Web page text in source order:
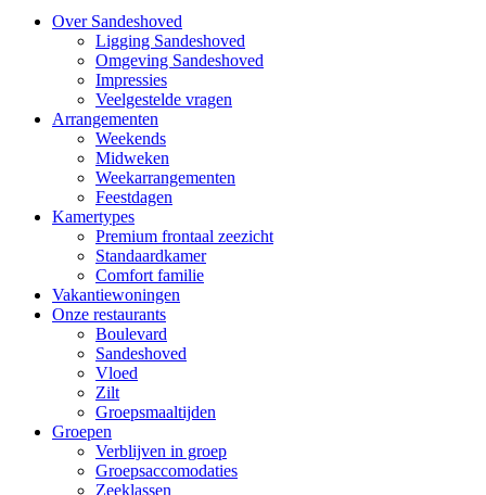
navigation
Over Sandeshoved
Ligging Sandeshoved
Omgeving Sandeshoved
Impressies
Veelgestelde vragen
Arrangementen
Weekends
Midweken
Weekarrangementen
Feestdagen
Kamertypes
Premium frontaal zeezicht
Standaardkamer
Comfort familie
Vakantiewoningen
Onze restaurants
Boulevard
Sandeshoved
Vloed
Zilt
Groepsmaaltijden
Groepen
Verblijven in groep
Groepsaccomodaties
Zeeklassen